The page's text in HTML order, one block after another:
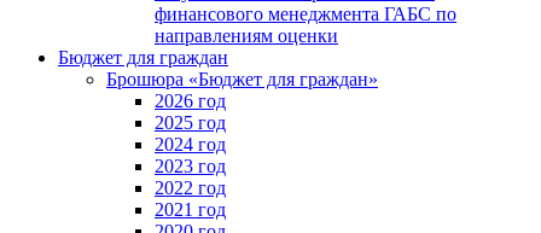
финансового менеджмента ГАБС по
направлениям оценки
Бюджет для граждан
Брошюра «Бюджет для граждан»
2026 год
2025 год
2024 год
2023 год
2022 год
2021 год